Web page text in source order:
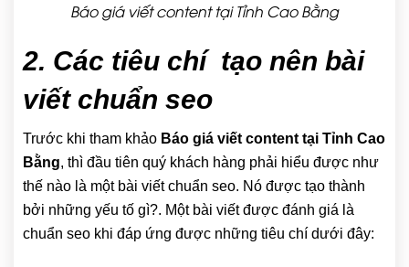
Báo giá viết content tại Tỉnh Cao Bằng
2. Các tiêu chí tạo nên bài
viết chuẩn seo
Trước khi tham khảo Báo giá viết content tại Tỉnh Cao
Bằng, thì đầu tiên quý khách hàng phải hiểu được như
thế nào là một bài viết chuẩn seo. Nó được tạo thành
bởi những yếu tố gì?. Một bài viết được đánh giá là
chuẩn seo khi đáp ứng được những tiêu chí dưới đây: